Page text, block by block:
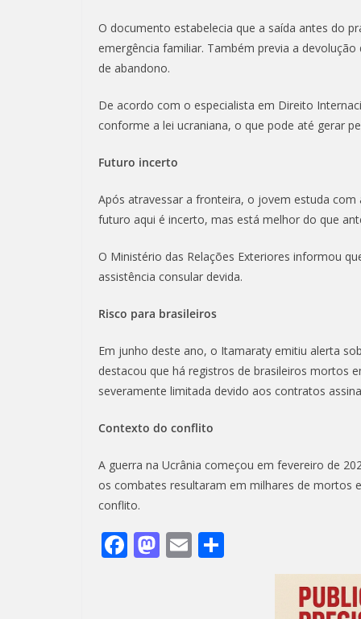
O documento estabelecia que a saída antes do
emergência familiar. Também previa a
de abandono.
De acordo com o especialista em Direito
conforme a lei ucraniana, o que pode até gerar
Futuro incerto
Após atravessar a fronteira, o jovem estuda com
futuro aqui é incerto, mas está melhor do que
O Ministério das Relações Exteriores informou
assistência consular devida.
Risco para brasileiros
Em junho deste ano, o Itamaraty emitiu alerta
destacou que há registros de brasileiros mortos
severamente limitada devido aos contratos
Contexto do conflito
A guerra na Ucrânia começou em fevereiro de
os combates resultaram em milhares de mortos
conflito.
F M E